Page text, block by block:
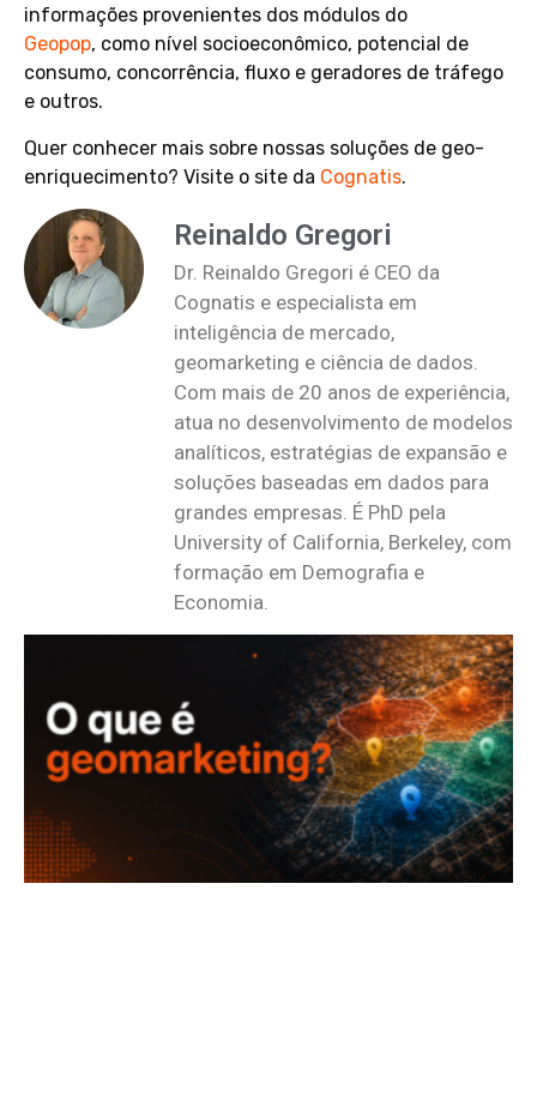
informações provenientes dos módulos do
Geopop, como nível socioeconômico, potencial de
consumo, concorrência, fluxo e geradores de tráfego
e outros.
Quer conhecer mais sobre nossas soluções de geo-
enriquecimento? Visite o site da Cognatis.
Reinaldo Gregori
Dr. Reinaldo Gregori é CEO da
Cognatis e especialista em
inteligência de mercado,
geomarketing e ciência de dados.
Com mais de 20 anos de experiência,
atua no desenvolvimento de modelos
analíticos, estratégias de expansão e
soluções baseadas em dados para
grandes empresas. É PhD pela
University of California, Berkeley, com
formação em Demografia e
Economia.